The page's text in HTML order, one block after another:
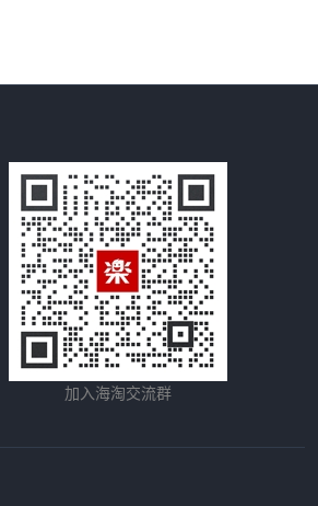
加入海淘交流群